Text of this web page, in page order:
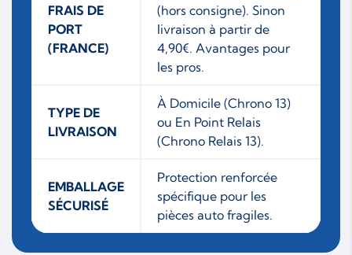
FRAIS DE
PORT
(FRANCE)
(hors consigne). Sinon
livraison à partir de
4,90€. Avantages pour
les pros.
TYPE DE
LIVRAISON
À Domicile (Chrono 13)
ou En Point Relais
(Chrono Relais 13).
EMBALLAGE
SÉCURISÉ
Protection renforcée
spécifique pour les
pièces auto fragiles.